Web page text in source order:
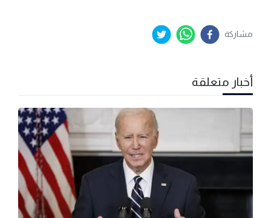
مشاركة
أخبار متعلقة